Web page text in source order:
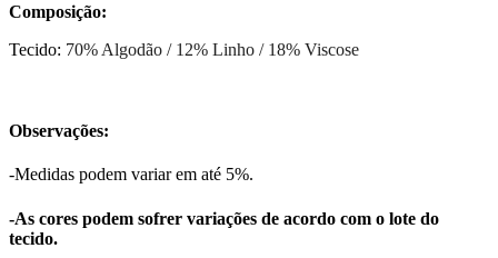
Composição:
Tecido: 70% Algodão / 12% Linho / 18% Viscose
Observações:
-Medidas podem variar em até 5%.
-As cores podem sofrer variações de acordo com o lote do
tecido.